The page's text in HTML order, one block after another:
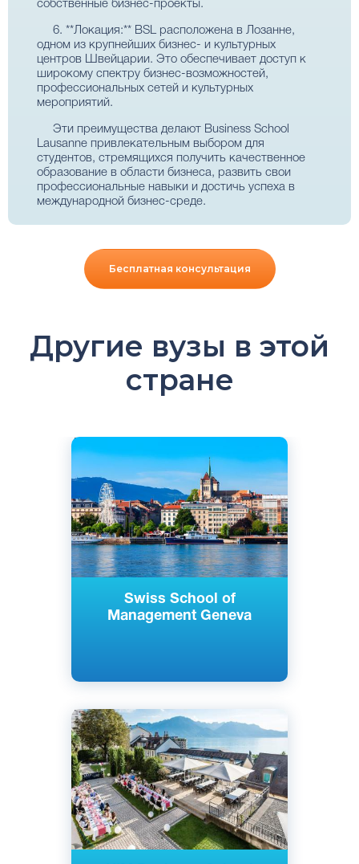
собственные бизнес-проекты.
6. **Локация:** BSL расположена в Лозанне,
одном из крупнейших бизнес- и культурных
центров Швейцарии. Это обеспечивает доступ к
широкому спектру бизнес-возможностей,
профессиональных сетей и культурных
мероприятий.
Эти преимущества делают Business School
Lausanne привлекательным выбором для
студентов, стремящихся получить качественное
образование в области бизнеса, развить свои
профессиональные навыки и достичь успеха в
международной бизнес-среде.
Бесплатная консультация
Другие вузы в этой
стране
Swiss School of
Management Geneva
Английский
Женева, Швейцария
Частный
Английский
Монтре, Швейцария
Частный